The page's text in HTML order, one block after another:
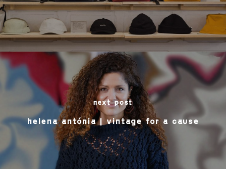
next post
helena antónia | vintage for a cause